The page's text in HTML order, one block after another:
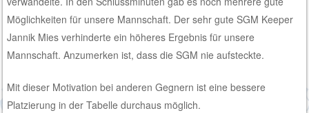
Möglichkeiten für unsere Mannschaft. Der sehr gute SGM Keeper
Jannik Mies verhinderte ein höheres Ergebnis für unsere
Mannschaft. Anzumerken ist, dass die SGM nie aufsteckte.
Mit dieser Motivation bei anderen Gegnern ist eine bessere
Platzierung in der Tabelle durchaus möglich.